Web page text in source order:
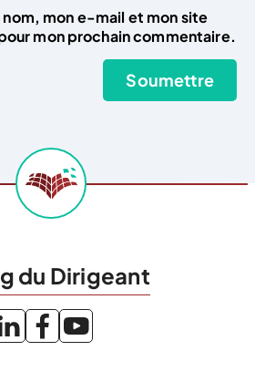
mon e-mail et mon site
mon prochain commentaire.
du Dirigeant